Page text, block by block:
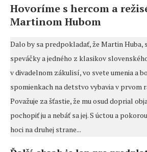
Hovoríme s hercom a
Martinom Hubom
Dalo by sa predpokladať, že Martin Huba,
speváčky a jedného z klasikov
v divadelnom zákulisí, vo svete umenia a
spomienkach na detstvo vybavia v prvom
Považuje za šťastie, že mu osud doprial
pochopiť ju a nebáť sa jej. S úctou a
hoci na druhej strane...